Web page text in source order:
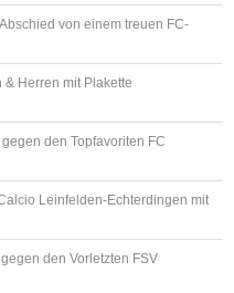
von einem treuen FC-
Herren mit Plakette
den Topfavoriten FC
Leinfelden-Echterdingen mit
den Vorletzten FSV